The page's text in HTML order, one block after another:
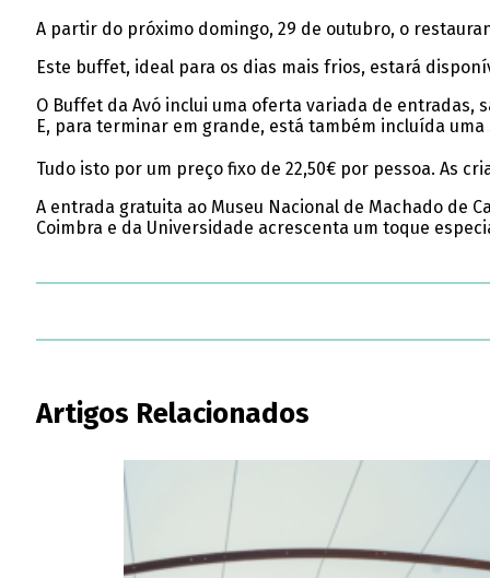
A partir do próximo domingo, 29 de outubro, o
Este buffet, ideal para os dias mais frios, estará
O Buffet da Avó inclui uma oferta variada de entradas,
E, para terminar em grande, está também incluída
Tudo isto por um preço fixo de 22,50€ por pessoa. As
A entrada gratuita ao Museu Nacional de Machado de
Coimbra e da Universidade acrescenta um toque
Artigos Relacionados